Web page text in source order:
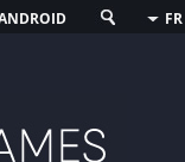
FR